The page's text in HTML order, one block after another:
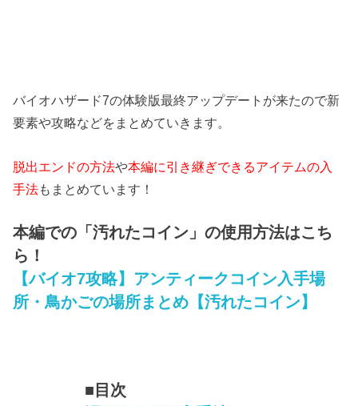
バイオハザード7の体験版最終アップデートが来たので新
要素や攻略などをまとめていきます。
脱出エンドの方法や本編に引き継ぎできるアイテムの入
手法もまとめています！
本編での「汚れたコイン」の使用方法はこち
ら！
【バイオ7攻略】アンティークコイン入手場
所・鳥かごの場所まとめ【汚れたコイン】
■目次